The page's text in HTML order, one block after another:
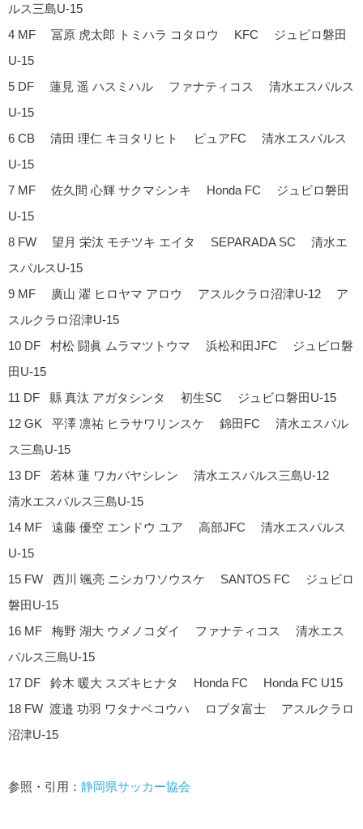
ルス三島U-15
4 MF 冨原 虎太郎 トミハラ コタロウ KFC ジュビロ磐田
U-15
5 DF 蓮見 遥 ハスミハル ファナティコス 清水エスパルス
U-15
6 CB 清田 理仁 キヨタリヒト ピュアFC 清水エスパルス
U-15
7 MF 佐久間 心輝 サクマシンキ Honda FC ジュビロ磐田
U-15
8 FW 望月 栄汰 モチツキ エイタ SEPARADA SC 清水エ
スパルスU-15
9 MF 廣山 濯 ヒロヤマ アロウ アスルクラロ沼津U-12 ア
スルクラロ沼津U-15
10 DF 村松 闘眞 ムラマツトウマ 浜松和田JFC ジュビロ磐
田U-15
11 DF 縣 真汰 アガタシンタ 初生SC ジュビロ磐田U-15
12 GK 平澤 凛祐 ヒラサワリンスケ 錦田FC 清水エスパル
ス三島U-15
13 DF 若林 蓮 ワカバヤシレン 清水エスパルス三島U-12
清水エスパルス三島U-15
14 MF 遠藤 優空 エンドウ ユア 高部JFC 清水エスパルス
U-15
15 FW 西川 颯亮 ニシカワソウスケ SANTOS FC ジュビロ
磐田U-15
16 MF 梅野 湖大 ウメノコダイ ファナティコス 清水エス
パルス三島U-15
17 DF 鈴木 暖大 スズキヒナタ Honda FC Honda FC U15
18 FW 渡邉 功羽 ワタナベコウハ ロプタ富士 アスルクラロ
沼津U-15
参照・引用： 静岡県サッカー協会